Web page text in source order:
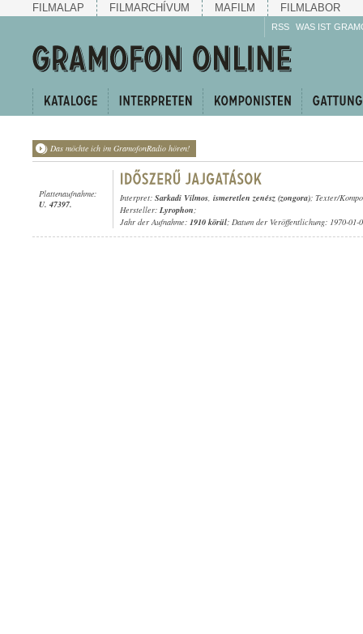
FILMALAP FILMARCHÍVUM MAFILM FILMLABOR
RSS WAS IST
Das möchte ich im GramofonRadio hören!
Plattenaufnahme:
U. 47397.
Interpret: Sarkadi Vilmos, ismeretlen zenész (zongora); Texter/
Hersteller: Lyrophon;
Jahr der Aufnahme: 1910 körül; Datum der Veröffentlichung: 1970-01-